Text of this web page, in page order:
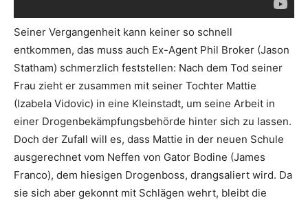
Seiner Vergangenheit kann keiner so schnell
entkommen, das muss auch Ex-Agent Phil Broker (Jason
Statham) schmerzlich feststellen: Nach dem Tod seiner
Frau zieht er zusammen mit seiner Tochter Mattie
(Izabela Vidovic) in eine Kleinstadt, um seine Arbeit in
einer Drogenbekämpfungsbehörde hinter sich zu lassen.
Doch der Zufall will es, dass Mattie in der neuen Schule
ausgerechnet vom Neffen von Gator Bodine (James
Franco), dem hiesigen Drogenboss, drangsaliert wird. Da
sie sich aber gekonnt mit Schlägen wehrt, bleibt die